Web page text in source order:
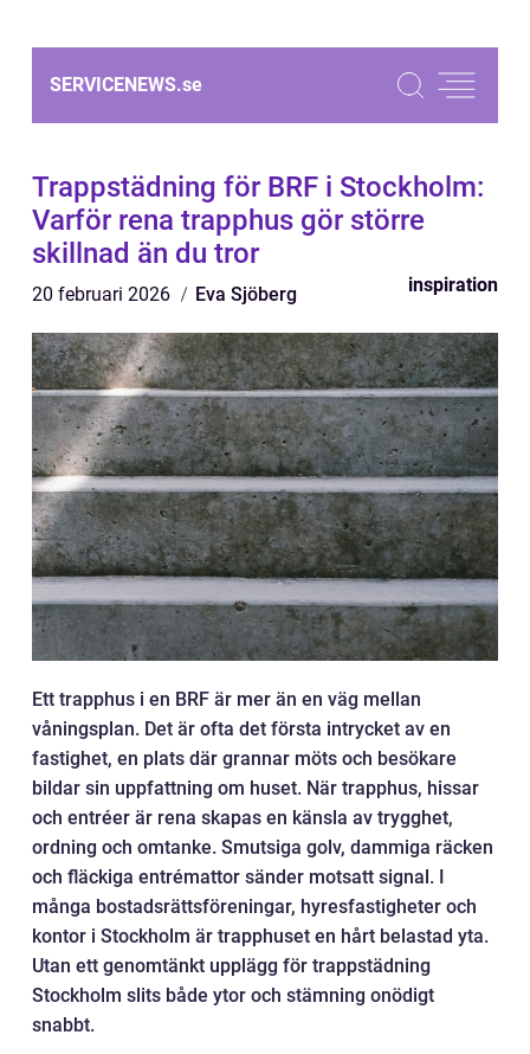
SERVICENEWS.se
Trappstädning för BRF i Stockholm:
Varför rena trapphus gör större
skillnad än du tror
20 februari 2026 Eva Sjöberg inspiration
Ett trapphus i en BRF är mer än en väg mellan
våningsplan. Det är ofta det första intrycket av en
fastighet, en plats där grannar möts och besökare
bildar sin uppfattning om huset. När trapphus, hissar
och entréer är rena skapas en känsla av trygghet,
ordning och omtanke. Smutsiga golv, dammiga räcken
och fläckiga entrémattor sänder motsatt signal. I
många bostadsrättsföreningar, hyresfastigheter och
kontor i Stockholm är trapphuset en hårt belastad yta.
Utan ett genomtänkt upplägg för trappstädning
Stockholm slits både ytor och stämning onödigt
snabbt.